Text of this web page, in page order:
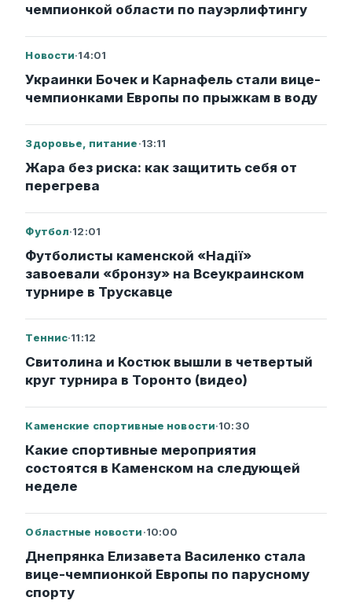
чемпионкой области по пауэрлифтингу
Новости·14:01
Украинки Бочек и Карнафель стали вице-
чемпионками Европы по прыжкам в воду
Здоровье, питание·13:11
Жара без риска: как защитить себя от
перегрева
Футбол·12:01
Футболисты каменской «Надії»
завоевали «бронзу» на Всеукраинском
турнире в Трускавце
Теннис·11:12
Свитолина и Костюк вышли в четвертый
круг турнира в Торонто (видео)
Каменские спортивные новости·10:30
Какие спортивные мероприятия
состоятся в Каменском на следующей
неделе
Областные новости·10:00
Днепрянка Елизавета Василенко стала
вице-чемпионкой Европы по парусному
спорту